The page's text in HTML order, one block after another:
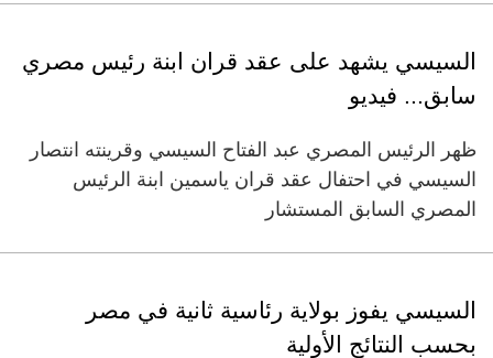
السيسي يشهد على عقد قران ابنة رئيس مصري
سابق... فيديو
ظهر الرئيس المصري عبد الفتاح السيسي وقرينته انتصار
السيسي في احتفال عقد قران ياسمين ابنة الرئيس
المصري السابق المستشار
السيسي يفوز بولاية رئاسية ثانية في مصر
بحسب النتائج الأولية